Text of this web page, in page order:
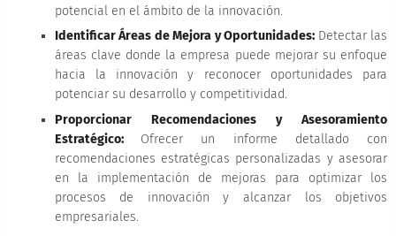
potencial en el ámbito de la innovación.
Identificar Áreas de Mejora y Oportunidades: Detectar las
áreas clave donde la empresa puede mejorar su enfoque
hacia la innovación y reconocer oportunidades para
potenciar su desarrollo y competitividad.
Proporcionar Recomendaciones y Asesoramiento
Estratégico: Ofrecer un informe detallado con
recomendaciones estratégicas personalizadas y asesorar
en la implementación de mejoras para optimizar los
procesos de innovación y alcanzar los objetivos
empresariales.